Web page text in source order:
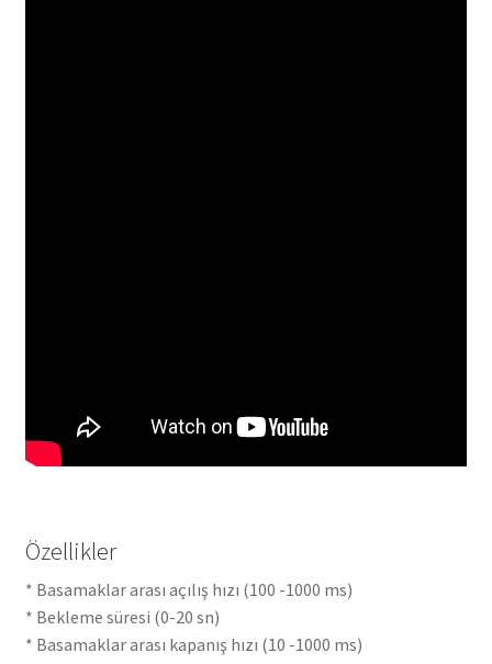
Özellikler
* Basamaklar arası açılış hızı (100 -1000 ms)
* Bekleme süresi (0-20 sn)
* Basamaklar arası kapanış hızı (10 -1000 ms)